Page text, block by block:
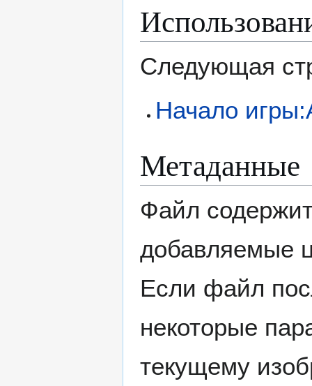
Следующая
Начало
Метаданные
Файл
добавляемые
Если файл
некоторые
текущему